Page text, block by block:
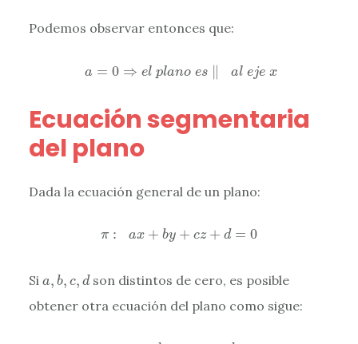
Podemos observar entonces que:
a = 0 ⇒ el plano es al eje x
=0 ⇒ el plan o es∥a eje x
Ecuación segmentaria
del plano
Dada la ecuación general de un plano:
π : ax + by + cz + d = 0
π:a x+ by +c z+d= 0
Si a, b, c, d
a b, c,d son distintos de cero, es posible
obtener otra ecuación del plano como sigue: